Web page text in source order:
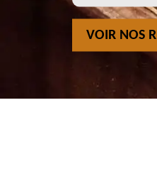
VOIR NOS